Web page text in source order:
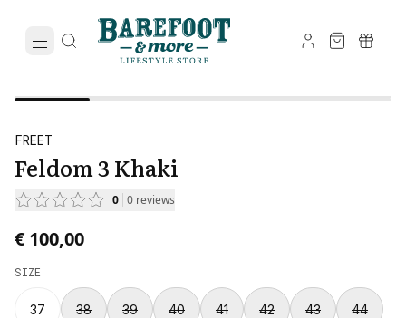
FREET
Feldom 3 Khaki
0 0 reviews
€ 100,00
SIZE
37 38 39 40 41 42 43 44